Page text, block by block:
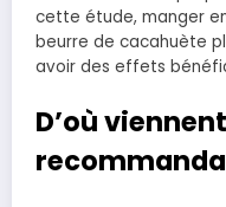
cette étude, manger
beurre de cacahuète
avoir des effets
D’où